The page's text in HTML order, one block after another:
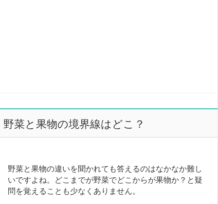
野菜と果物の境界線はどこ？
野菜と果物の違いを聞かれても答えるのはなかなか難し
いですよね。どこまでが野菜でどこからが果物か？と疑
問を覚えることも少なくありません。